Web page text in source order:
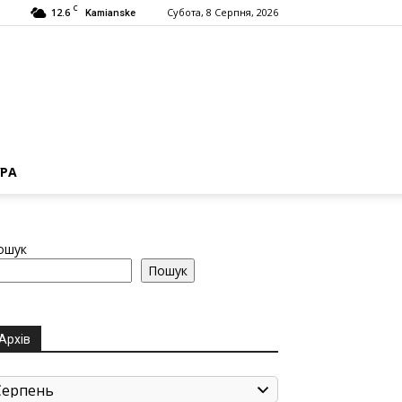
12.6 C Kamianske Субота, 8 Серпня, 2026
Пошук